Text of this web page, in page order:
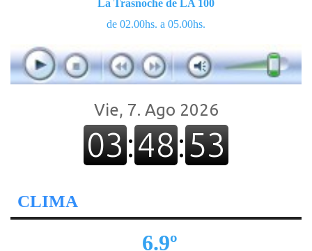
La Trasnoche de LA 100
de 02.00hs. a 05.00hs.
CLIMA
6.9º